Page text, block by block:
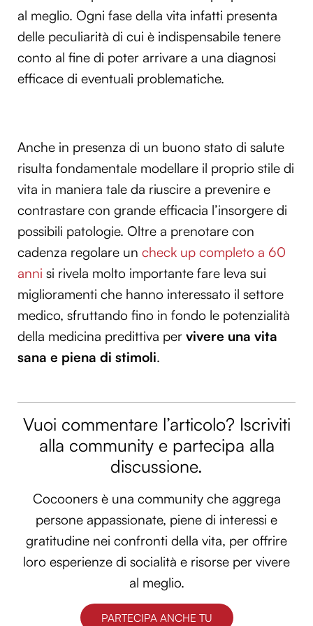
Utilizziamo i cookie per personalizzare contenuti ed
annunci, per fornire funzionalità dei social media e per
analizzare il nostro traffico. Condividiamo inoltre
informazioni sul modo in cui utilizzi il nostro sito con i
nostri partner che si occupano di analisi dei dati web,
al meglio. Ogni fase della vita infatti presenta
delle peculiarità di cui è indispensabile tenere
conto al fine di poter arrivare a una diagnosi
efficace di eventuali problematiche.
Anche in presenza di un buono stato di salute
risulta fondamentale modellare il proprio stile di
vita in maniera tale da riuscire a prevenire e
contrastare con grande efficacia l’insorgere di
possibili patologie. Oltre a prenotare con
cadenza regolare un check up completo a 60
anni si rivela molto importante fare leva sui
miglioramenti che hanno interessato il settore
medico, sfruttando fino in fondo le potenzialità
della medicina predittiva per vivere una vita
sana e piena di stimoli.
Vuoi commentare l’articolo? Iscriviti
alla community e partecipa alla
discussione.
Cocooners è una community che aggrega
persone appassionate, piene di interessi e
gratitudine nei confronti della vita, per offrire
loro esperienze di socialità e risorse per vivere
al meglio.
PARTECIPA ANCHE TU